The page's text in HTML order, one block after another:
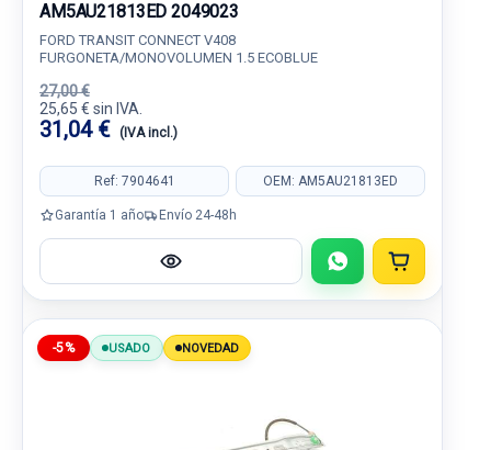
AM5AU21813ED 2049023
FORD TRANSIT CONNECT V408
FURGONETA/MONOVOLUMEN 1.5 ECOBLUE
27,00 €
25,65 € sin IVA.
31,04 € (IVA incl.)
Ref: 7904641 OEM: AM5AU21813ED
Garantía 1 año Envío 24-48h
-5% USADO NOVEDAD